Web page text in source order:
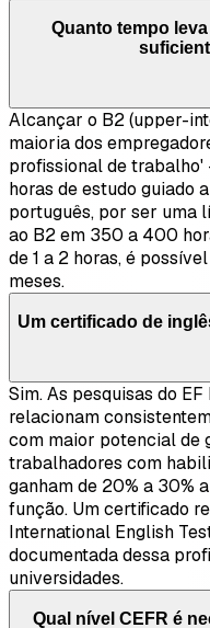
Quanto tempo
Alcançar o B2 (upper-
maioria dos
profissional de
horas de estudo guiado
português, por ser uma
ao B2 em 350 a 400
de 1 a 2 horas, é
meses.
Um certificado de
Sim. As pesquisas do
relacionam
com maior potencial de
trabalhadores com
ganham de 20% a 30%
função. Um certificado
International English
documentada dessa
universidades.
Qual nível CEFR é